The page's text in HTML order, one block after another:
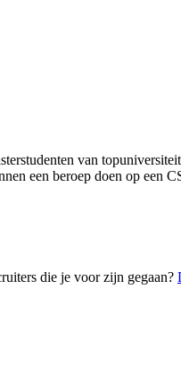
van
een beroep doen op een
die je voor zijn gegaan?